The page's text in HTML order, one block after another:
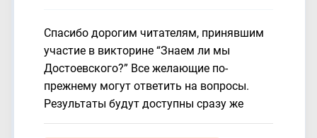
Спасибо дорогим читателям, принявшим
участие в викторине “Знаем ли мы
Достоевского?” Все желающие по-
прежнему могут ответить на вопросы.
Результаты будут доступны сразу же